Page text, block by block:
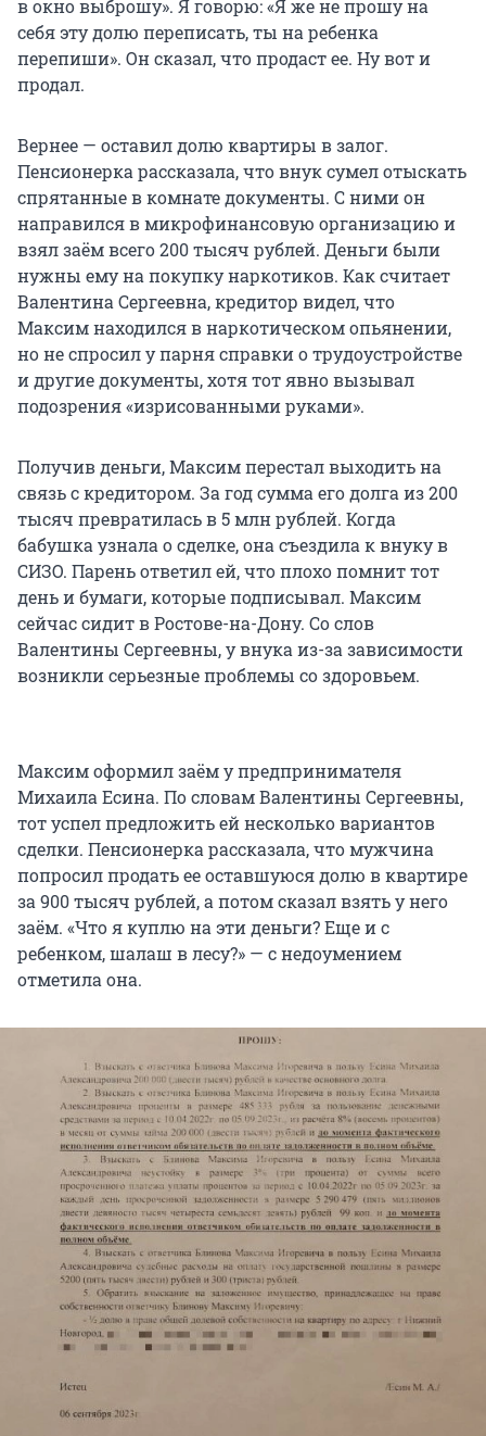
в окно выброшу». Я говорю: «Я же не прошу на
себя эту долю переписать, ты на ребенка
перепиши». Он сказал, что продаст ее. Ну вот и
продал.
Вернее — оставил долю квартиры в залог.
Пенсионерка рассказала, что внук сумел отыскать
спрятанные в комнате документы. С ними он
направился в микрофинансовую организацию и
взял заём всего 200 тысяч рублей. Деньги были
нужны ему на покупку наркотиков. Как считает
Валентина Сергеевна, кредитор видел, что
Максим находился в наркотическом опьянении,
но не спросил у парня справки о трудоустройстве
и другие документы, хотя тот явно вызывал
подозрения «изрисованными руками».
Получив деньги, Максим перестал выходить на
связь с кредитором. За год сумма его долга из 200
тысяч превратилась в 5 млн рублей. Когда
бабушка узнала о сделке, она съездила к внуку в
СИЗО. Парень ответил ей, что плохо помнит тот
день и бумаги, которые подписывал. Максим
сейчас сидит в Ростове-на-Дону. Со слов
Валентины Сергеевны, у внука из-за зависимости
возникли серьезные проблемы со здоровьем.
Максим оформил заём у предпринимателя
Михаила Есина. По словам Валентины Сергеевны,
тот успел предложить ей несколько вариантов
сделки. Пенсионерка рассказала, что мужчина
попросил продать ее оставшуюся долю в квартире
за 900 тысяч рублей, а потом сказал взять у него
заём. «Что я куплю на эти деньги? Еще и с
ребенком, шалаш в лесу?» — с недоумением
отметила она.